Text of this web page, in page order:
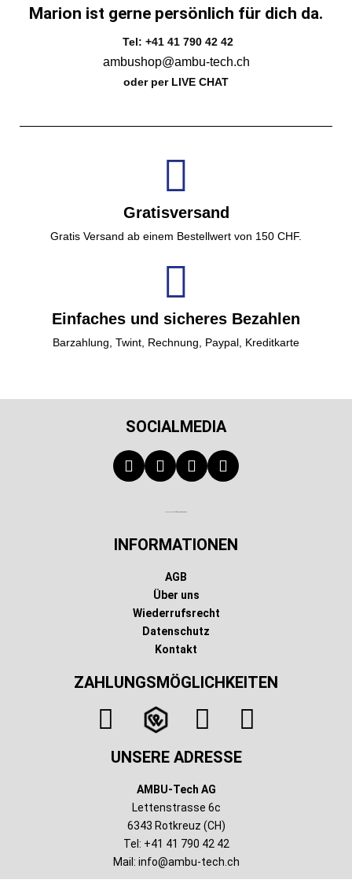
Marion ist gerne persönlich für dich da.
Tel: +41 41 790 42 42
ambushop@ambu-tech.ch
oder per LIVE CHAT
Gratisversand
Gratis Versand ab einem Bestellwert von 150 CHF.
Einfaches und sicheres Bezahlen
Barzahlung, Twint, Rechnung, Paypal, Kreditkarte
SOCIALMEDIA
INFORMATIONEN
AGB
Über uns
Wiederrufsrecht
Datenschutz
Kontakt
ZAHLUNGSMÖGLICHKEITEN
UNSERE ADRESSE
AMBU-Tech AG
Lettenstrasse 6c
6343 Rotkreuz (CH)
Tel: +41 41 790 42 42
Mail: info@ambu-tech.ch